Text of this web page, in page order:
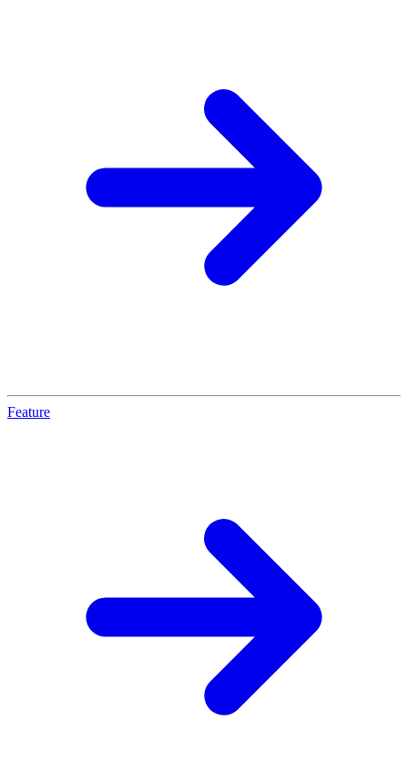
Feature